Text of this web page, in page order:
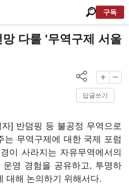
구독
다룰 '무역구제 서울
답글쓰기
] 반덤핑 등 불공정 무역으로
는 무역구제에 대한 국제 포럼
이 사라지는 자유무역에서의
운영 경험을 공유하고, 투명하
대해 논의하기 위해서다.